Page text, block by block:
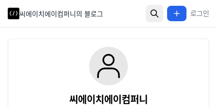
씨에이치에이컴퍼니의 블로그 로그인
씨에이치에이컴퍼니